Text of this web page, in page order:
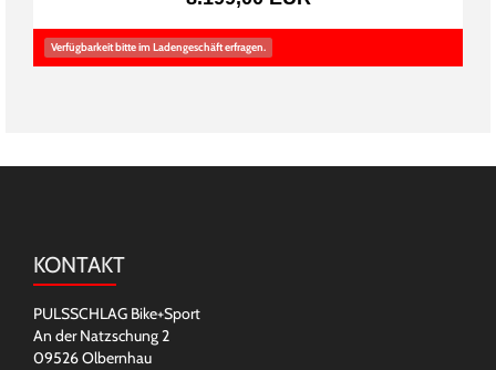
Verfügbarkeit bitte im Ladengeschäft erfragen.
KONTAKT
PULSSCHLAG Bike+Sport
An der Natzschung 2
09526 Olbernhau